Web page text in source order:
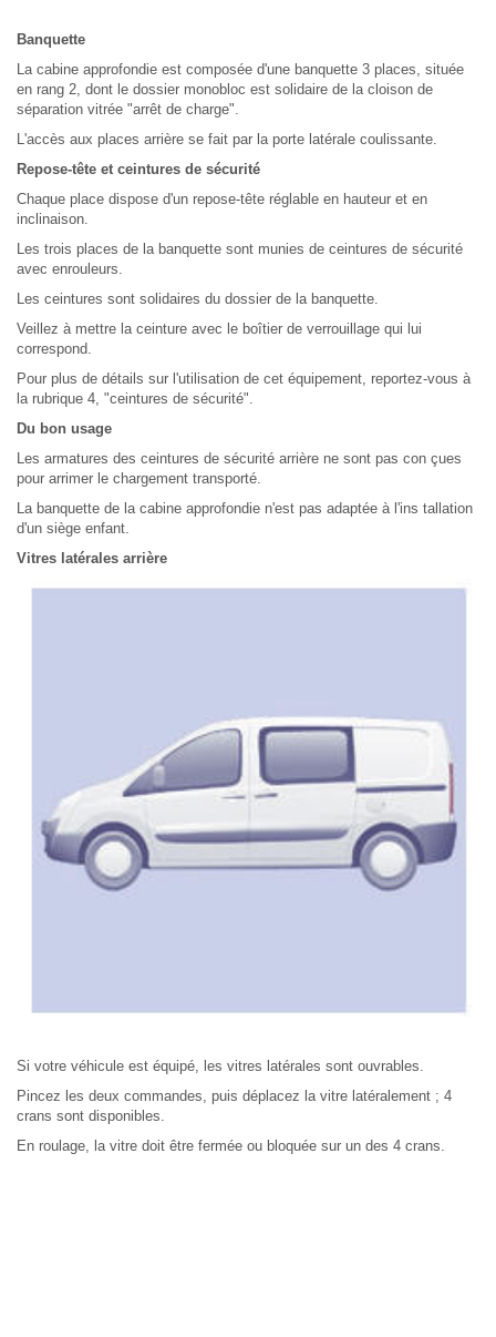
Banquette
La cabine approfondie est composée d'une banquette 3 places, située
en rang 2, dont le dossier monobloc est solidaire de la cloison de
séparation vitrée "arrêt de charge".
L'accès aux places arrière se fait par la porte latérale coulissante.
Repose-tête et ceintures de sécurité
Chaque place dispose d'un repose-tête réglable en hauteur et en
inclinaison.
Les trois places de la banquette sont munies de ceintures de sécurité
avec enrouleurs.
Les ceintures sont solidaires du dossier de la banquette.
Veillez à mettre la ceinture avec le boîtier de verrouillage qui lui
correspond.
Pour plus de détails sur l'utilisation de cet équipement, reportez-vous à
la rubrique 4, "ceintures de sécurité".
Du bon usage
Les armatures des ceintures de sécurité arrière ne sont pas con çues
pour arrimer le chargement transporté.
La banquette de la cabine approfondie n'est pas adaptée à l'ins tallation
d'un siège enfant.
Vitres latérales arrière
Si votre véhicule est équipé, les vitres latérales sont ouvrables.
Pincez les deux commandes, puis déplacez la vitre latéralement ; 4
crans sont disponibles.
En roulage, la vitre doit être fermée ou bloquée sur un des 4 crans.